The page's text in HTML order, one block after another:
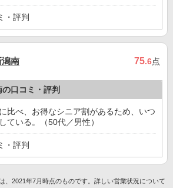
・評判
潟南 75.6点
口コミ・評判
比べ、お得なシニア割があるため、いつ
ている。（50代／男性）
・評判
、2021年7月時点のものです。詳しい営業状況について